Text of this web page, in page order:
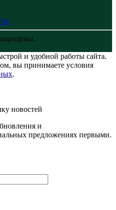
и удобной работы сайта.
вы принимаете условия
.
новостей
и
предложениях первыми.